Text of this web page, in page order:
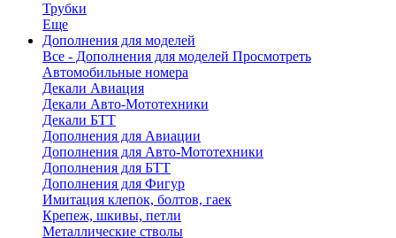
Трубки
Еще
Дополнения для моделей
Все - Дополнения для моделей Просмотреть
Автомобильные номера
Декали Авиация
Декали Авто-Мототехники
Декали БТТ
Дополнения для Авиации
Дополнения для Авто-Мототехники
Дополнения для БТТ
Дополнения для Фигур
Имитация клепок, болтов, гаек
Крепеж, шкивы, петли
Металлические стволы